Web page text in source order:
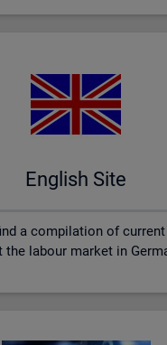
English Site
a compilation of
the labour market in